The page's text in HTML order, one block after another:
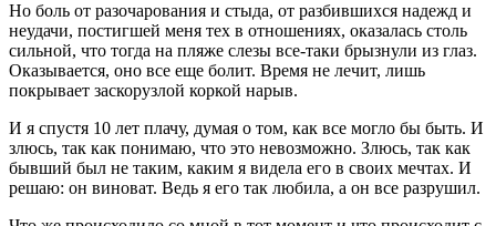
Но боль от разочарования и стыда, от разбившихся надежд и
неудачи, постигшей меня тех в отношениях, оказалась столь
сильной, что тогда на пляже слезы все-таки брызнули из глаз.
Оказывается, оно все еще болит. Время не лечит, лишь
покрывает заскорузлой коркой нарыв.
И я спустя 10 лет плачу, думая о том, как все могло бы быть. И
злюсь, так как понимаю, что это невозможно. Злюсь, так как
бывший был не таким, каким я видела его в своих мечтах. И
решаю: он виноват. Ведь я его так любила, а он все разрушил.